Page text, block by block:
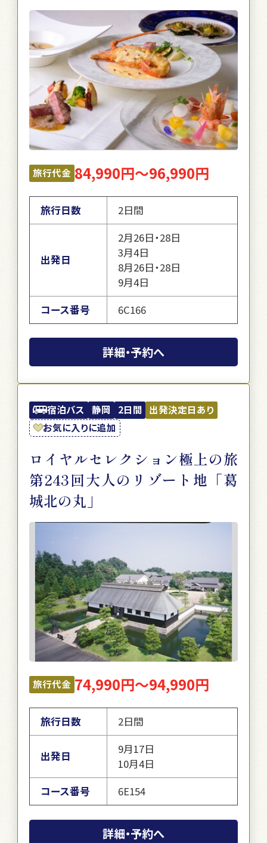
旅行代金 84,990円～96,990円
旅行日数 2日間
出発日
2月26日・28日
3月4日
8月26日・28日
9月4日
コース番号
6C166
詳細・予約へ
宿泊バス 静岡 2日間 出発決定日あり
お気に入りに追加
ロイヤルセレクション極上の旅
第243回大人のリゾート地「葛
城北の丸」
旅行代金 74,990円～94,990円
旅行日数 2日間
出発日
9月17日
10月4日
コース番号
6E154
詳細・予約へ